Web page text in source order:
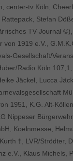
center-tv Köln,
Stefan
TV-Journal
von 1919 e.V.,
Gesellschaft/
Radio Köln
Jäckel, Lucca
1951, K.G. Alt-
Nippeser
Koelnmesse,
†, LVR/Strödter,
e.V., Klaus Michels,